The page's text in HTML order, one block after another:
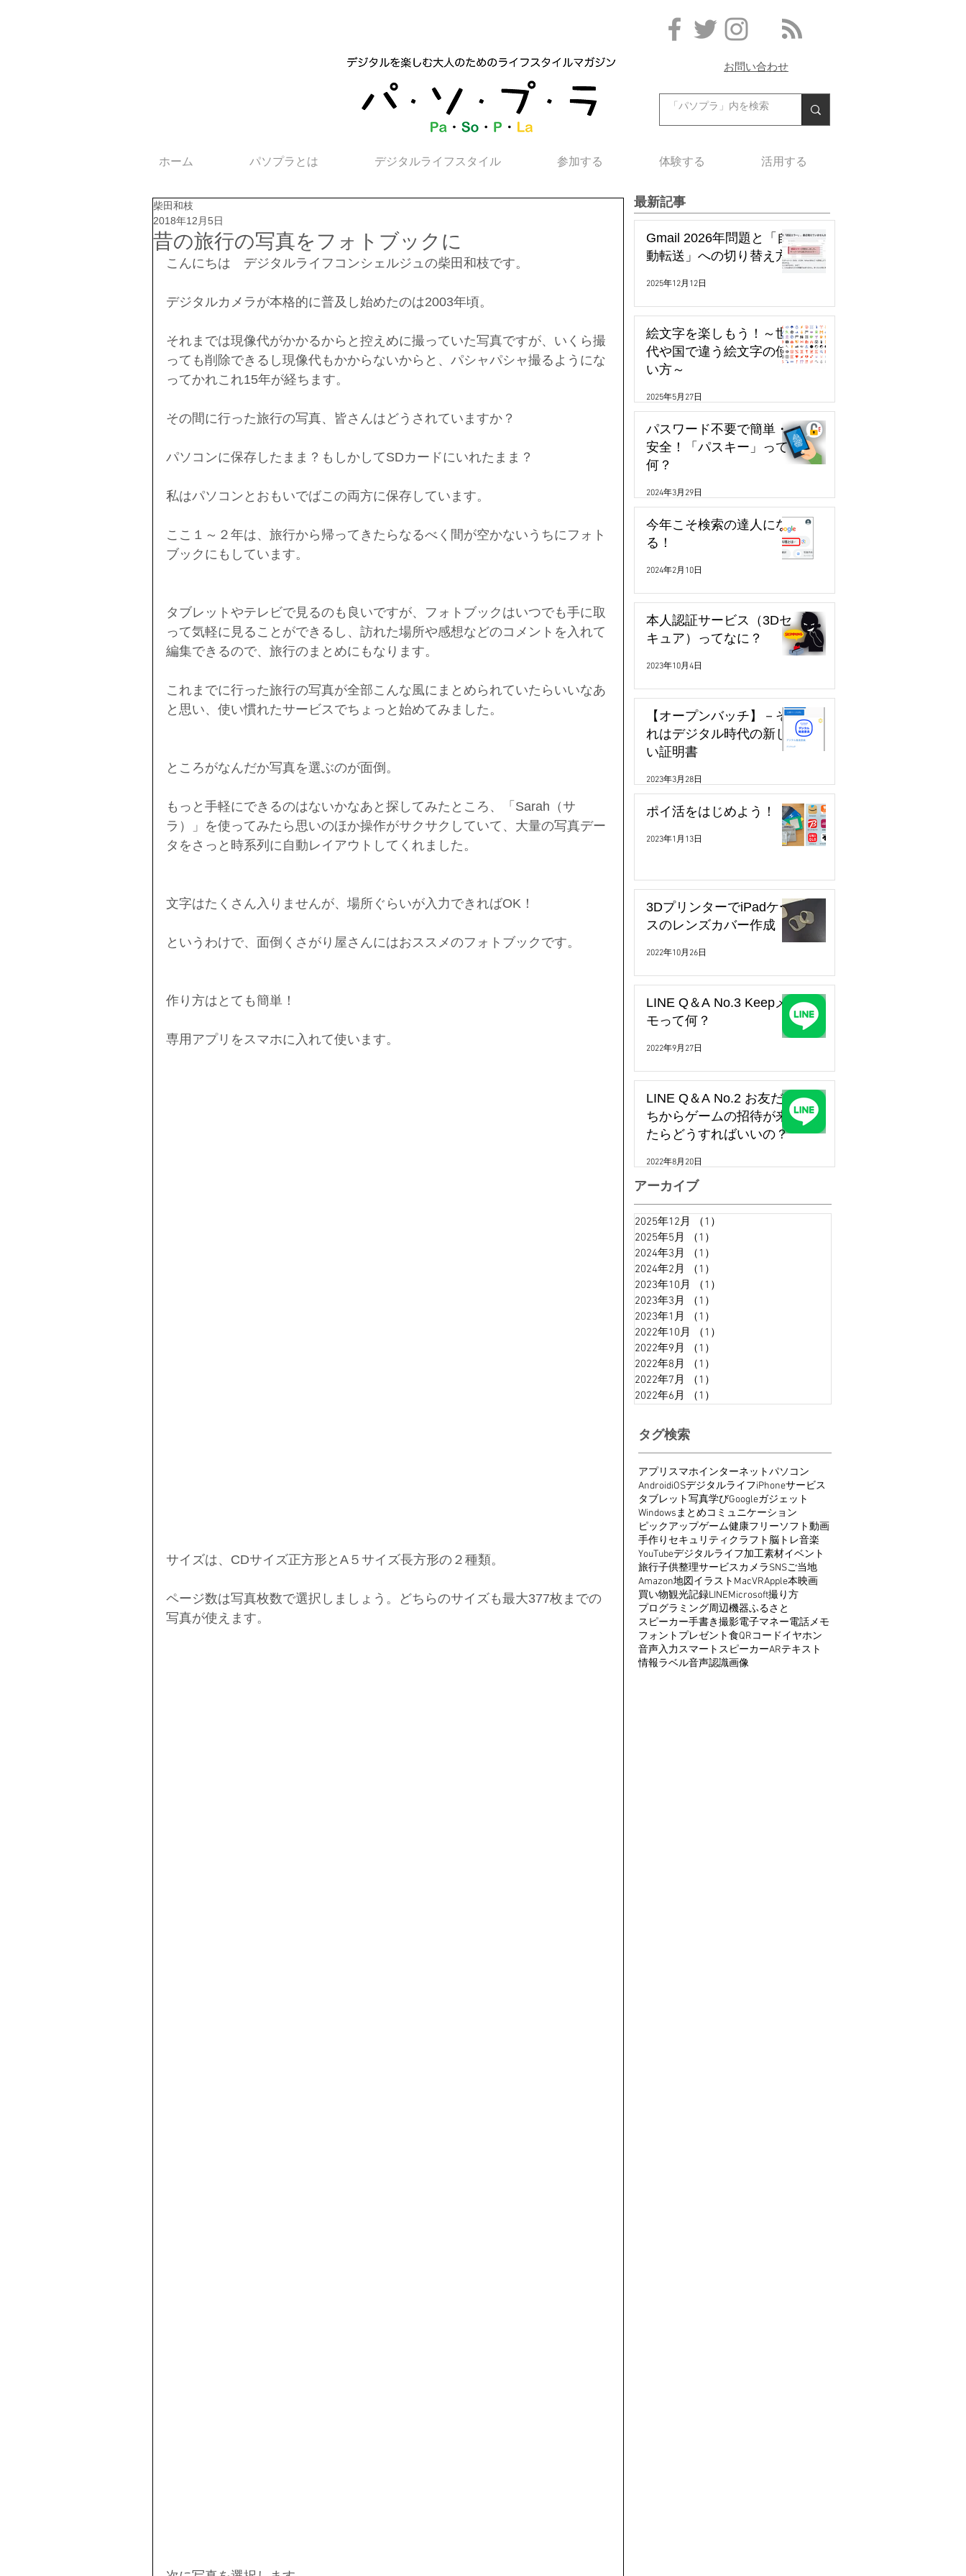
お問い合わせ
ホーム パソプラとは デジタルライフスタイル 参加する 体験する 活用する
昔の旅行の写真をフォトブックに
柴田和枝
2018年12月5日
こんにちは　デジタルライフコンシェルジュの柴田和枝です。
デジタルカメラが本格的に普及し始めたのは2003年頃。
それまでは現像代がかかるからと控えめに撮っていた写真ですが、いくら撮
っても削除できるし現像代もかからないからと、パシャパシャ撮るようにな
ってかれこれ15年が経ちます。
その間に行った旅行の写真、皆さんはどうされていますか？
パソコンに保存したまま？もしかしてSDカードにいれたまま？
私はパソコンとおもいでばこの両方に保存しています。
ここ１～２年は、旅行から帰ってきたらなるべく間が空かないうちにフォト
ブックにもしています。
タブレットやテレビで見るのも良いですが、フォトブックはいつでも手に取
って気軽に見ることができるし、訪れた場所や感想などのコメントを入れて
編集できるので、旅行のまとめにもなります。
これまでに行った旅行の写真が全部こんな風にまとめられていたらいいなあ
と思い、使い慣れたサービスでちょっと始めてみました。
ところがなんだか写真を選ぶのが面倒。
もっと手軽にできるのはないかなあと探してみたところ、「Sarah（サ
ラ）」を使ってみたら思いのほか操作がサクサクしていて、大量の写真デー
タをさっと時系列に自動レイアウトしてくれました。
文字はたくさん入りませんが、場所ぐらいが入力できればOK！
というわけで、面倒くさがり屋さんにはおススメのフォトブックです。
作り方はとても簡単！
専用アプリをスマホに入れて使います。
サイズは、CDサイズ正方形とA５サイズ長方形の２種類。
ページ数は写真枚数で選択しましょう。どちらのサイズも最大377枚までの
写真が使えます。
最新記事
Gmail 2026年問題と「自
動転送」への切り替え方
2025年12月12日
絵文字を楽しもう！～世
代や国で違う絵文字の使
い方～
2025年5月27日
パスワード不要で簡単・
安全！「パスキー」って
何？
2024年3月29日
今年こそ検索の達人にな
る！
2024年2月10日
本人認証サービス（3Dセ
キュア）ってなに？
2023年10月4日
【オープンバッチ】－そ
れはデジタル時代の新し
い証明書
2023年3月28日
ポイ活をはじめよう！
2023年1月13日
3DプリンターでiPadケー
スのレンズカバー作成
2022年10月26日
LINE Q＆A No.3 Keepメ
モって何？
2022年9月27日
LINE Q＆A No.2 お友だ
ちからゲームの招待が来
たらどうすればいいの？
2022年8月20日
アーカイブ
2025年12月 （1）
2025年5月
（1）
2024年3月
（1）
2024年2月
（1）
2023年10月
（1）
2023年3月
（1）
2023年1月
（1）
2022年10月
（1）
2022年9月
（1）
2022年8月
（1）
2022年7月
（1）
2022年6月
（1）
タグ検索
アプリ スマホインターネットパソコン
AndroidiOSデジタルライフiPhoneサービス
タブレット写真学びGoogleガジェット
Windowsまとめコミュニケーション
ピックアップゲーム健康フリーソフト動画
手作り セキュリティ クラフト脳トレ音楽
YouTubeデジタルライフ加工素材イベント
旅行子供整理サービスカメラSNSご当地
Amazon地図イラスト MacVRApple本映画
買い物観光記録LINEMicrosoft撮り方
プログラミング周辺機器ふるさと
スピーカー手書き撮影電子マネー電話メモ
フォント プレゼント食QRコードイヤホン
音声入力スマートスピーカーARテキスト
情報ラベル音声認識画像